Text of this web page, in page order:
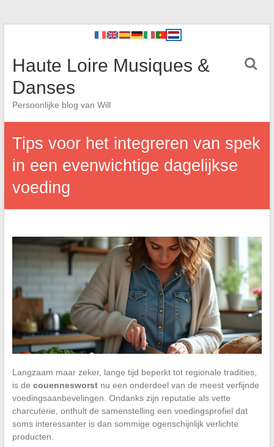
Haute Loire Musiques &
Danses
Persoonlijke blog van Will
Tips voor het integreren van spek
in een evenwichtige dagelijkse
voeding
Langzaam maar zeker, lange tijd beperkt tot regionale tradities,
is de couennesworstnu een onderdeel van de meest verfijnde
voedingsaanbevelingen. Ondanks zijn reputatie als vette
charcuterie, onthult de samenstelling een voedingsprofiel dat
soms interessanter is dan sommige ogenschijnlijk verlichte
producten.